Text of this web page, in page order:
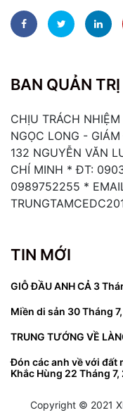
BAN QUẢN TRỊ
CHỊU TRÁCH
NGỌC LONG -
132 NGUYỄN VĂN
CHÍ MINH * ĐT:
0989752255 *
TIN MỚI
GIỖ ĐẦU ANH CẢ 3
Miền di sản 30 Tháng
TRUNG TƯỚNG VỀ
Đón các anh về với đất
Khắc Hùng 22 Tháng
Copyright © 2021